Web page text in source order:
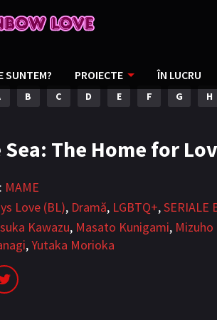
SUNTEM? PROIECTE ÎN LUCRU
B C D E F G H
Sea: The Home for
MAME
Love (BL), Dramă, LGBTQ+,SERIALE
Kawazu, Masato Kunigami, Mizuho
,Yutaka Morioka